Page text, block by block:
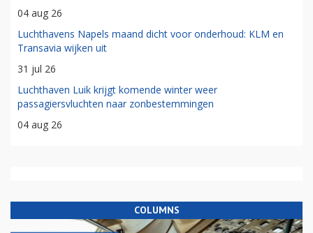
04 aug 26
Luchthavens Napels maand dicht voor onderhoud: KLM en
Transavia wijken uit
31 jul 26
Luchthaven Luik krijgt komende winter weer
passagiersvluchten naar zonbestemmingen
04 aug 26
COLUMNS